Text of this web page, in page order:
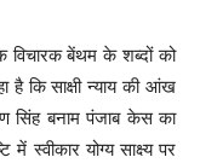
विचारक बेंथम के शब्दों को
कि साक्षी न्याय की आंख
सिंह बनाम पंजाब केस का
में स्वीकार योग्य साक्ष्य पर